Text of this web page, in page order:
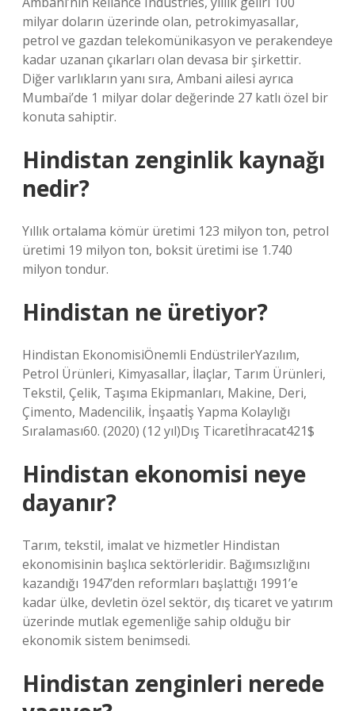
milyar doların üzerinde olan, petrokimyasallar,
petrol ve gazdan telekomünikasyon ve perakendeye
kadar uzanan çıkarları olan devasa bir şirkettir.
Diğer varlıkların yanı sıra, Ambani ailesi ayrıca
Mumbai’de 1 milyar dolar değerinde 27 katlı özel bir
konuta sahiptir.
Hindistan zenginlik kaynağı
nedir?
Yıllık ortalama kömür üretimi 123 milyon ton, petrol
üretimi 19 milyon ton, boksit üretimi ise 1.740
milyon tondur.
Hindistan ne üretiyor?
Hindistan EkonomisiÖnemli EndüstrilerYazılım,
Petrol Ürünleri, Kimyasallar, İlaçlar, Tarım Ürünleri,
Tekstil, Çelik, Taşıma Ekipmanları, Makine, Deri,
Çimento, Madencilik, İnşaatİş Yapma Kolaylığı
Sıralaması60. (2020) (12 yıl)Dış Ticaretİhracat421$
Hindistan ekonomisi neye
dayanır?
Tarım, tekstil, imalat ve hizmetler Hindistan
ekonomisinin başlıca sektörleridir. Bağımsızlığını
kazandığı 1947’den reformları başlattığı 1991’e
kadar ülke, devletin özel sektör, dış ticaret ve yatırım
üzerinde mutlak egemenliğe sahip olduğu bir
ekonomik sistem benimsedi.
Hindistan zenginleri nerede